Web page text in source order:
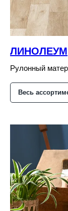
ЛИНОЛЕУМ
Рулонный
Весь